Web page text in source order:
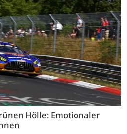
Hölle: Emotionaler